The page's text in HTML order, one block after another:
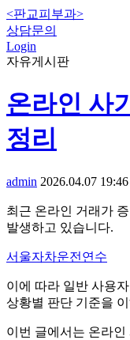
<판교피부과>
상담문의
Login
자유게시판
온라인 사
정리
admin 2026.04.07 19:46
최근 온라인 거래가
발생하고 있습니다.
서울자차운전연수
이에 따라 일반 사용
상황별 판단 기준을
이번 글에서는 온라